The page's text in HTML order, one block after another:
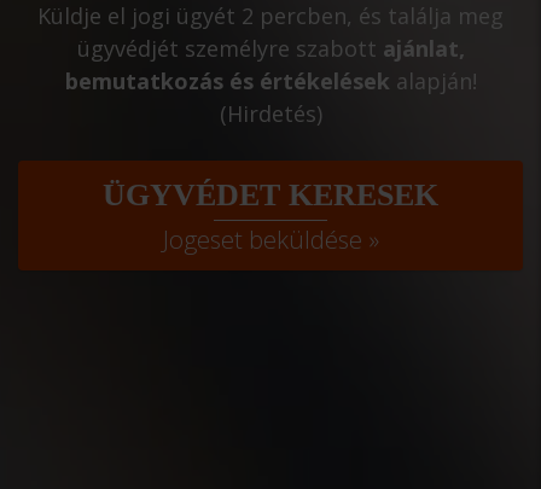
Küldje el jogi ügyét 2 percben, és találja meg
ügyvédjét személyre szabott ajánlat,
bemutatkozás és értékelések alapján!
(Hirdetés)
ÜGYVÉDET KERESEK
Jogeset beküldése »